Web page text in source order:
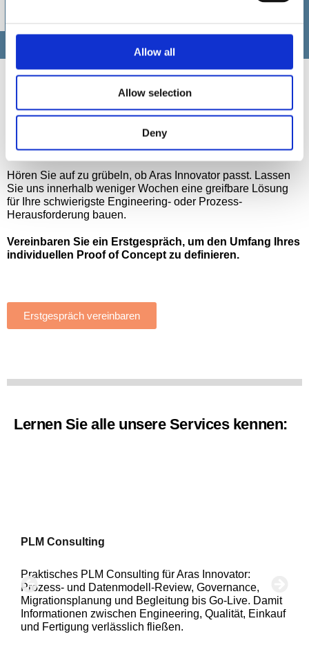
Allow all
Allow selection
Deny
Bereit, Aras auf die Probe zu stellen?
Hören Sie auf zu grübeln, ob Aras Innovator passt. Lassen
Sie uns innerhalb weniger Wochen eine greifbare Lösung
für Ihre schwierigste Engineering- oder Prozess-
Herausforderung bauen.
Vereinbaren Sie ein Erstgespräch, um den Umfang Ihres
individuellen Proof of Concept zu definieren.
Erstgespräch vereinbaren
Lernen Sie alle unsere Services kennen:
PLM Consulting
Praktisches PLM Consulting für Aras Innovator:
Prozess- und Datenmodell-Review, Governance,
Migrationsplanung und Begleitung bis Go-Live. Damit
Informationen zwischen Engineering, Qualität, Einkauf
und Fertigung verlässlich fließen.